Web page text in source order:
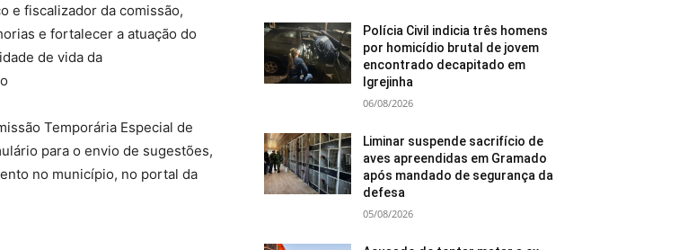
e fiscalizador da comissão,
e fortalecer a atuação do
de vida da
Temporária Especial de
para o envio de sugestões,
no município, no portal da
Polícia Civil indicia três homens
por homicídio brutal de jovem
encontrado decapitado em
Igrejinha
06/08/2026
Liminar suspende sacrifício de
aves apreendidas em Gramado
após mandado de segurança da
defesa
05/08/2026